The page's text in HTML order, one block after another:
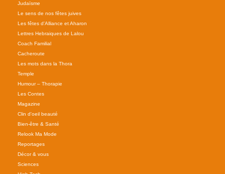
Judaïsme
Le sens de nos fêtes juives
Les fêtes d'Alliance et Aharon
Lettres Hebraiques de Lalou
Coach Familial
Cacheroute
Les mots dans la Thora
Temple
Humour – Thorapie
Les Contes
Magazine
Clin d'oeil beauté
Bien-être & Santé
Relook Ma Mode
Reportages
Décor & vous
Sciences